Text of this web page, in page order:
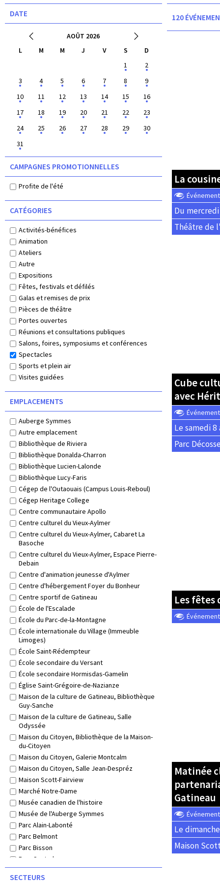
DATE
AOÛT 2026
L
M M J V S
D
1
2
3
4 5 6 7 8
9
10
11 12 13 14 15
16
17
18 19 20 21 22
23
24
25 26 27 28 29
30
31
CAMPAGNES PROMOTIONNELLES
Profite de l'été
CATÉGORIES
Activités-bénéfices
Animation
Ateliers
Autre
Expositions
Fêtes, festivals et défilés
Galas et remises de prix
Pièces de théâtre
Portes ouvertes
Réunions et consultations publiques
Salons, foires, symposiums et conférences
Spectacles
Sports et plein air
Visites guidées
EMPLACEMENTS
Auberge Symmes
Autre emplacement
Bibliothèque de Riviera
Bibliothèque Donalda-Charron
Bibliothèque Lucien-Lalonde
Bibliothèque Lucy-Faris
Cégep de l'Outaouais (Campus Louis-Reboul)
Cégep Heritage College
Centre communautaire Apollo
Centre culturel du Vieux-Aylmer
Centre culturel du Vieux-Aylmer, Cabaret La
Basoche
Centre culturel du Vieux-Aylmer, Espace Pierre-
Debain
Centre d'animation jeunesse d'Aylmer
Centre d'hébergement Foyer du Bonheur
Centre sportif de Gatineau
École de l'Escalade
École du Parc-de-la-Montagne
École internationale du Village (Immeuble
Limoges)
École Saint-Rédempteur
École secondaire du Versant
École secondaire Hormisdas-Gamelin
Église Saint-Grégoire-de-Nazianze
Maison de la culture de Gatineau, Bibliothèque
Guy-Sanche
Maison de la culture de Gatineau, Salle
Odyssée
Maison du Citoyen, Bibliothèque de la Maison-
du-Citoyen
Maison du Citoyen, Galerie Montcalm
Maison du Citoyen, Salle Jean-Despréz
Maison Scott-Fairview
Marché Notre-Dame
Musée canadien de l'histoire
Musée de l'Auberge Symmes
Parc Alain-Labonté
Parc Belmont
Parc Bisson
Parc Central
Parc Commémoratif
SECTEURS
120
La
Du
Théâtre de
Cube
avec
Le samedi 8
Parc Décosse
Les fêtes
Matinée
Gatineau
Le
Maison